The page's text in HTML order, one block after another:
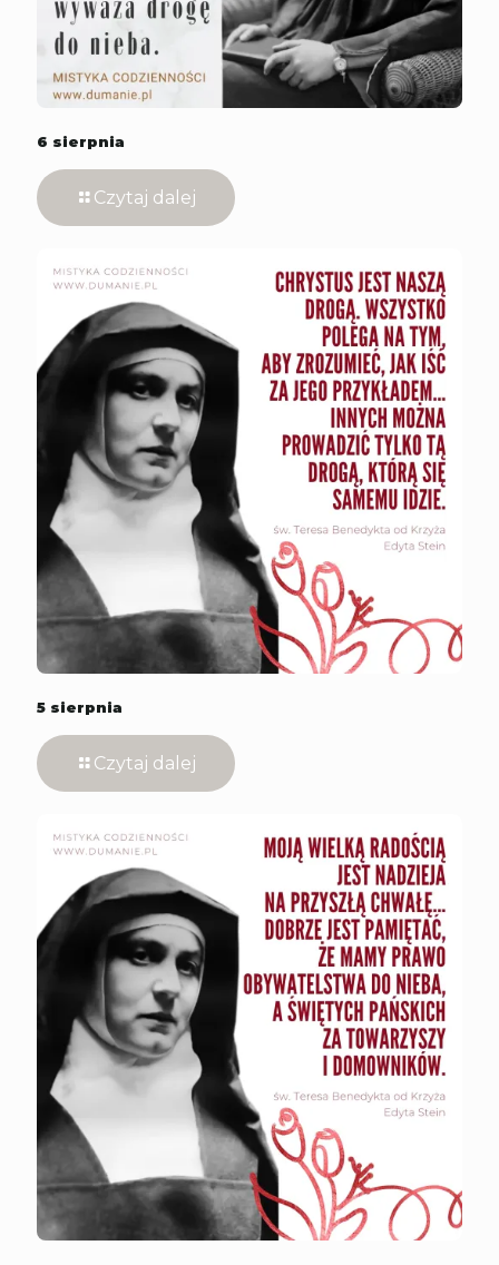
6 sierpnia
Czytaj dalej
5 sierpnia
Czytaj dalej